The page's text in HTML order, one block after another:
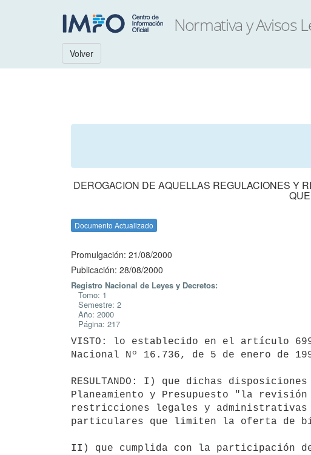
Volver
DEROGACION DE AQUELLAS REGULACIONES Y
Documento Actualizado
Promulgación: 21/08/2000
Publicación: 28/08/2000
Registro Nacional de Leyes y Decretos:
Tomo: 1
Semestre: 2
Año: 2000
Página: 217
VISTO: lo establecido en el artículo
Nacional Nº 16.736, de 5 de enero de
RESULTANDO: I) que dichas
Planeamiento y Presupuesto "la
restricciones legales y administrativas
particulares que limiten la oferta de
II) que cumplida con la participación